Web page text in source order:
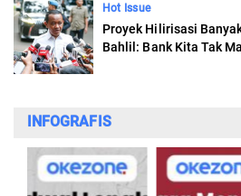
Hot Issue
Proyek Hilirisasi
Bahlil: Bank Kita Tak
INFOGRAFIS